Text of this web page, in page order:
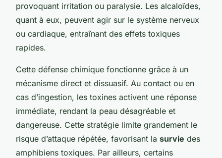
provoquant irritation ou paralysie. Les alcaloïdes,
quant à eux, peuvent agir sur le système nerveux
ou cardiaque, entraînant des effets toxiques
rapides.
Cette défense chimique fonctionne grâce à un
mécanisme direct et dissuasif. Au contact ou en
cas d’ingestion, les toxines activent une réponse
immédiate, rendant la peau désagréable et
dangereuse. Cette stratégie limite grandement le
risque d’attaque répétée, favorisant la survie des
amphibiens toxiques. Par ailleurs, certains